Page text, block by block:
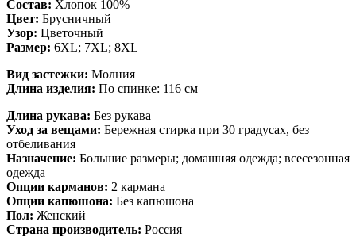
Состав: Хлопок 100%
Цвет: Брусничный
Узор: Цветочный
Размер: 6XL; 7XL; 8XL
Вид застежки: Молния
Длина изделия: По спинке: 116 см
Длина рукава: Без рукава
Уход за вещами: Бережная стирка при 30 градусах, без
отбеливания
Назначение: Большие размеры; домашняя одежда; всесезонная
одежда
Опции карманов: 2 кармана
Опции капюшона: Без капюшона
Пол: Женский
Страна производитель: Россия